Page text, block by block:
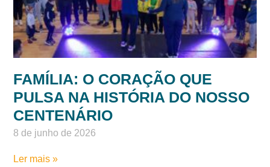
FAMÍLIA: O CORAÇÃO QUE
PULSA NA HISTÓRIA DO NOSSO
CENTENÁRIO
8 de junho de 2026
Ler mais »